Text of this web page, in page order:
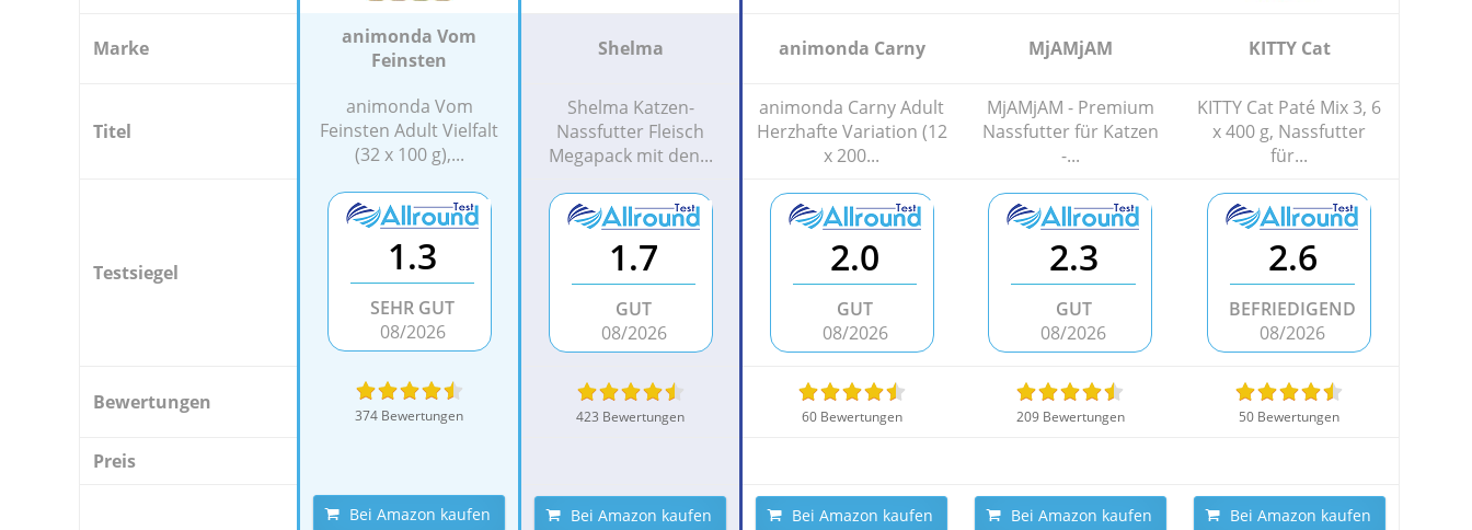
Marke
animonda Vom
Feinsten
Shelma animonda Carny MjAMjAM KITTY Cat
Titel
animonda Vom
Feinsten Adult Vielfalt
(32 x 100 g),...
Shelma Katzen-
Nassfutter Fleisch
Megapack mit den...
animonda Carny Adult
Herzhafte Variation (12
x 200...
MjAMjAM - Premium
Nassfutter für Katzen
-...
KITTY Cat Paté Mix 3, 6
x 400 g, Nassfutter
für...
Testsiegel 1.3
SEHR GUT
08/2026
1.7
GUT
08/2026
2.0
GUT
08/2026
2.3
GUT
08/2026
2.6
BEFRIEDIGEND
08/2026
Bewertungen
374 Bewertungen 423 Bewertungen 60 Bewertungen 209 Bewertungen 50 Bewertungen
Preis
Bei Amazon kaufen Bei Amazon kaufen Bei Amazon kaufen Bei Amazon kaufen Bei Amazon kaufen